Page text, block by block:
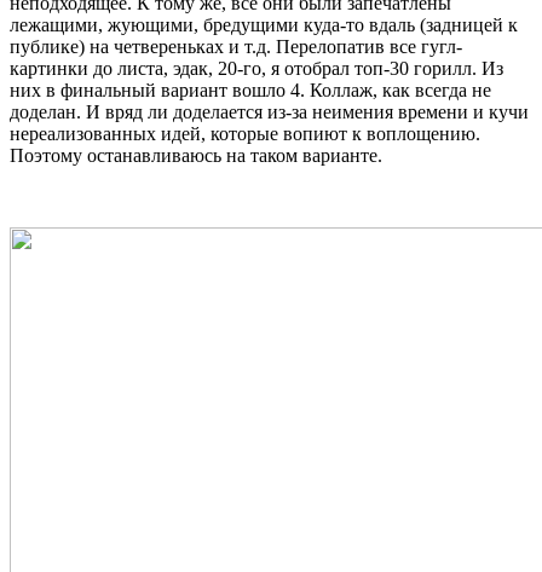
лежащими, жующими, бредущими куда-то вдаль (задницей к
публике) на четвереньках и т.д. Перелопатив все гугл-
картинки до листа, эдак, 20-го, я отобрал топ-30 горилл. Из
них в финальный вариант вошло 4. Коллаж, как всегда не
доделан. И вряд ли доделается из-за неимения времени и кучи
нереализованных идей, которые вопиют к воплощению.
Поэтому останавливаюсь на таком варианте.